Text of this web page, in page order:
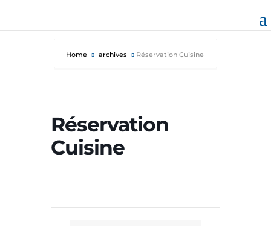
Home archives Réservation Cuisine
Réservation
Cuisine